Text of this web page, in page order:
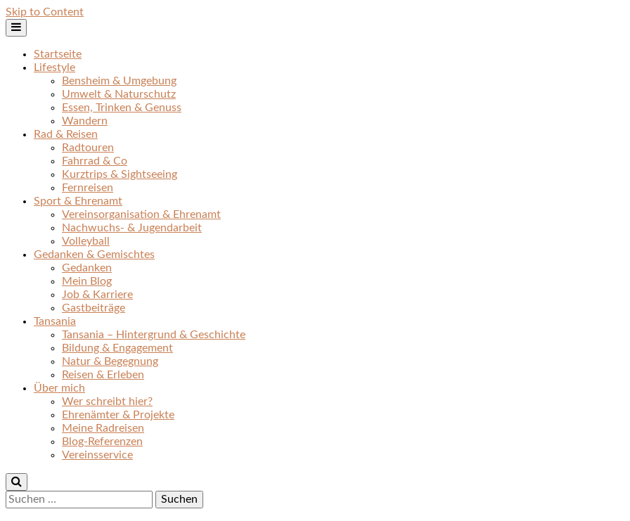
Skip to Content
Startseite
Lifestyle
Bensheim & Umgebung
Umwelt & Naturschutz
Essen, Trinken & Genuss
Wandern
Rad & Reisen
Radtouren
Fahrrad & Co
Kurztrips & Sightseeing
Fernreisen
Sport & Ehrenamt
Vereinsorganisation & Ehrenamt
Nachwuchs- & Jugendarbeit
Volleyball
Gedanken & Gemischtes
Gedanken
Mein Blog
Job & Karriere
Gastbeiträge
Tansania
Tansania – Hintergrund & Geschichte
Bildung & Engagement
Natur & Begegnung
Reisen & Erleben
Über mich
Wer schreibt hier?
Ehrenämter & Projekte
Meine Radreisen
Blog-Referenzen
Vereinsservice
Suchen
nach: